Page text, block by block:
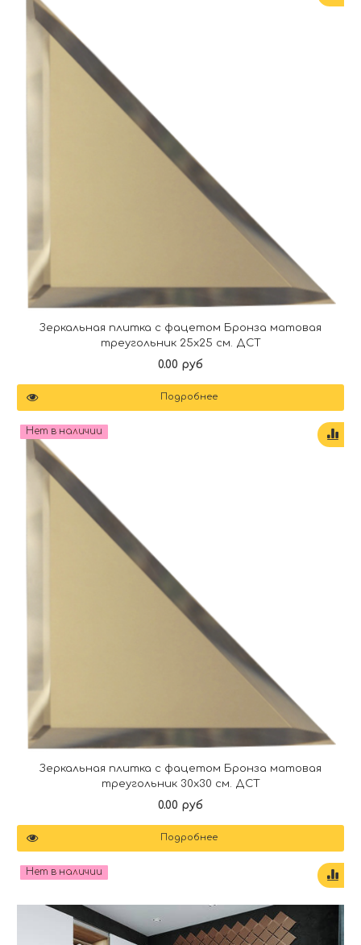
Зеркальная плитка с фацетом Бронза матовая
треугольник 25х25 см. ДСТ
0.00 руб
Подробнее
Нет в наличии
Зеркальная плитка с фацетом Бронза матовая
треугольник 30х30 см. ДСТ
0.00 руб
Подробнее
Нет в наличии